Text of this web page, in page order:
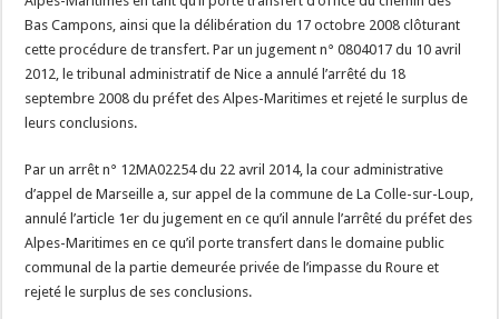
Bas Campons, ainsi que la délibération du 17 octobre 2008 clôturant
cette procédure de transfert. Par un jugement n° 0804017 du 10 avril
2012, le tribunal administratif de Nice a annulé l’arrêté du 18
septembre 2008 du préfet des Alpes-Maritimes et rejeté le surplus de
leurs conclusions.
Par un arrêt n° 12MA02254 du 22 avril 2014, la cour administrative
d’appel de Marseille a, sur appel de la commune de La Colle-sur-Loup,
annulé l’article 1er du jugement en ce qu’il annule l’arrêté du préfet des
Alpes-Maritimes en ce qu’il porte transfert dans le domaine public
communal de la partie demeurée privée de l’impasse du Roure et
rejeté le surplus de ses conclusions.